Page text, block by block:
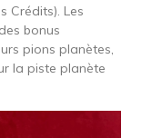
Crédits). Les
bonus
pions planètes,
la piste planète